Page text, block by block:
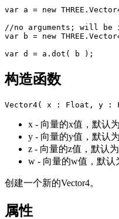
var a = new
//no arguments; will
var b = new
构造函数
x - 向量的x值，默认为
y - 向量的y值，默认为
z - 向量的z值，默认为
w - 向量的w值，默认
创建一个新的Vector4。
属性